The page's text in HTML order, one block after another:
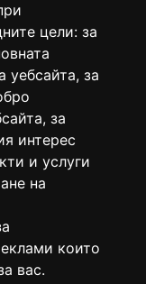
цели: за
уебсайта, за
, за
интерес
и услуги
на
които
вас.
в националния